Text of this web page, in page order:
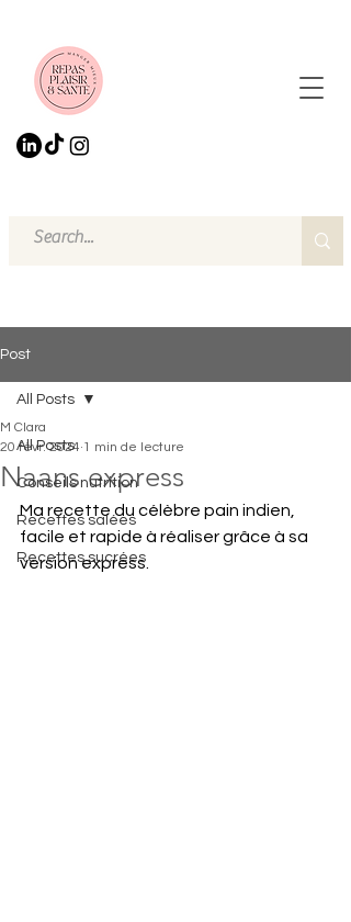
Post
All Posts
Conseils nutrition
Recettes salées
Recettes sucrées
All Posts
Naans express
M Clara
20 févr. 2024 1 min de lecture
Ma recette du célèbre pain indien,
facile et rapide à réaliser grâce à sa
version express.